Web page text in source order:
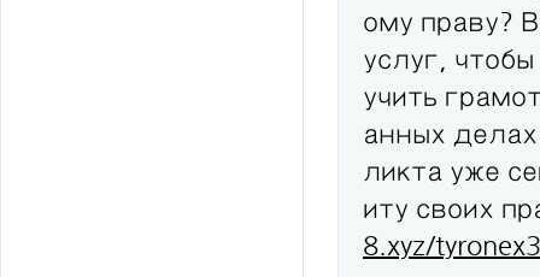
ому праву?
услуг,
учить
анных
ликта уже
иту своих
8.xyz/